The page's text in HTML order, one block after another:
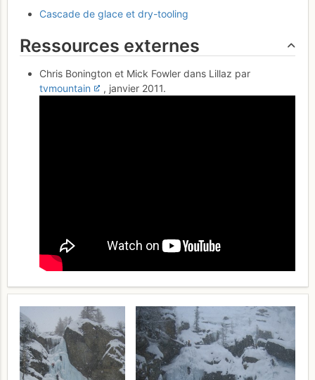
Cascade de glace et dry-tooling
Ressources externes
Chris Bonington et Mick Fowler dans Lillaz par
tvmountain
, janvier 2011.